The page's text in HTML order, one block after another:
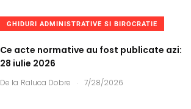
GHIDURI ADMINISTRATIVE SI BIROCRATIE
Ce acte normative au fost publicate azi:
28 iulie 2026
De la Raluca Dobre . 7/28/2026